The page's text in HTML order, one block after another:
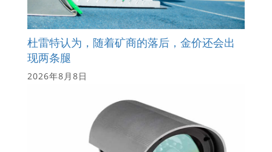
杜雷特认为，随着矿商的落后，金价还会出
现两条腿
2026年8月8日